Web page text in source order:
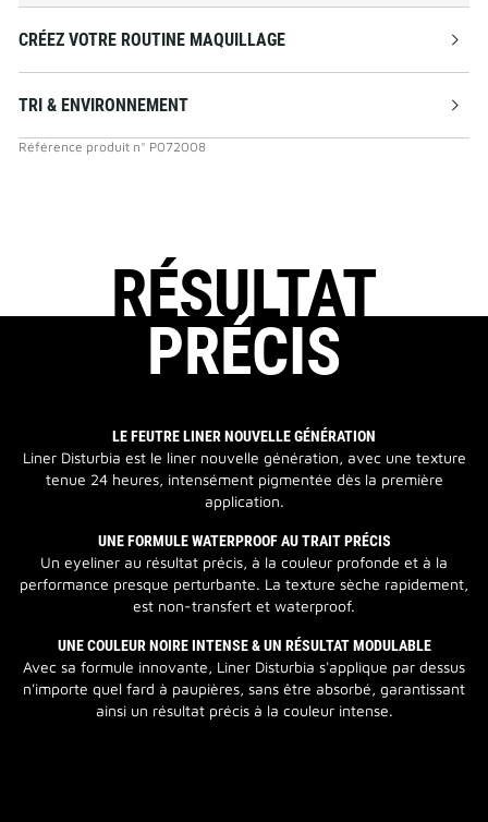
CRÉEZ VOTRE ROUTINE MAQUILLAGE
TRI & ENVIRONNEMENT
Référence produit n° P072008
RÉSULTAT
PRÉCIS
LE FEUTRE LINER NOUVELLE GÉNÉRATION
Liner Disturbia est le liner nouvelle génération, avec une texture
tenue 24 heures, intensément pigmentée dès la première
application.
UNE FORMULE WATERPROOF AU TRAIT PRÉCIS
Un eyeliner au résultat précis, à la couleur profonde et à la
performance presque perturbante. La texture sèche rapidement,
est non-transfert et waterproof.
UNE COULEUR NOIRE INTENSE & UN RÉSULTAT MODULABLE
Avec sa formule innovante, Liner Disturbia s'applique par dessus
n'importe quel fard à paupières, sans être absorbé, garantissant
ainsi un résultat précis à la couleur intense.